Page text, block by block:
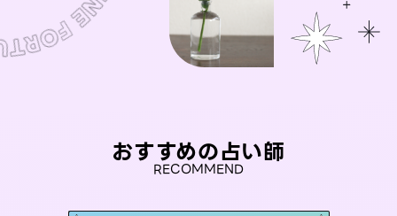
おすすめの占い師
RECOMMEND